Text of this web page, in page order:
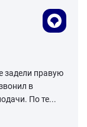
задели правую
в
По те...